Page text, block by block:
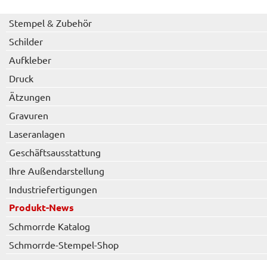
Stempel & Zubehör
Schilder
Aufkleber
Druck
Ätzungen
Gravuren
Laseranlagen
Geschäftsausstattung
Ihre Außendarstellung
Industriefertigungen
Produkt-News
Schmorrde Katalog
Schmorrde-Stempel-Shop